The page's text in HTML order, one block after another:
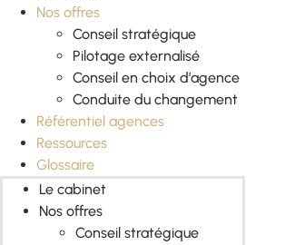
Nos offres
Conseil stratégique
Pilotage externalisé
Conseil en choix d’agence
Conduite du changement
Référentiel agences
Ressources
Glossaire
Le cabinet
Nos offres
Conseil stratégique